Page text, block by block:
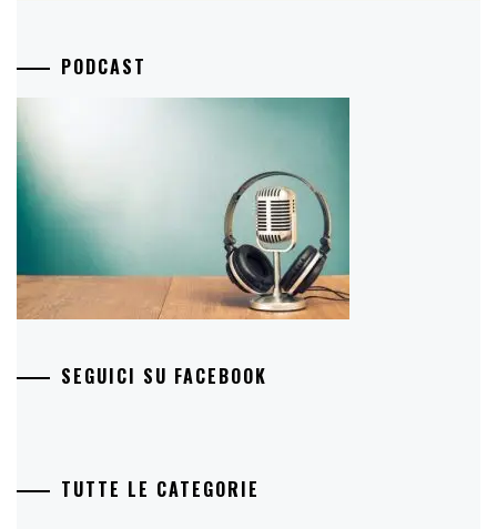
PODCAST
SEGUICI SU FACEBOOK
TUTTE LE CATEGORIE